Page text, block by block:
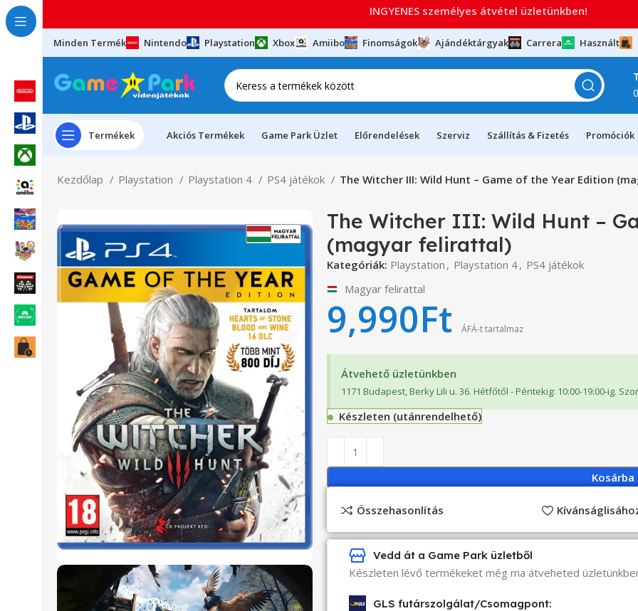
Minden Termék Nintendo Playstation Xbox Amiibo Finomságok Ajándéktárgyak Carrera Használt
Termékek Akciós Termékek Game Park Üzlet Előrendelések Szerviz Szállítás & Fizetés Promóciók
Kezdőlap Playstation Playstation 4 PS4 játékok The Witcher III: Wild Hunt – Game of the Year Edition
The Witcher III: Wild Hunt –
(magyar felirattal)
Kategóriák: Playstation , Playstation 4, PS4 játékok
Magyar felirattal
9,990Ft ÁFÁ-t tartalmaz
Átvehető üzletünkben
1171 Budapest, Berky Lili u. 36. Hétfőtől - Péntekig: 10:00-19:00-ig.
Készleten (utánrendelhető)
Kosárba
Összehasonlítás
Vedd át a Game Park üzletből
Készleten lévő termékeket még ma átveheted
GLS futárszolgálat/Csomagpont:
INGYENES személyes átvétel üzletünkben!